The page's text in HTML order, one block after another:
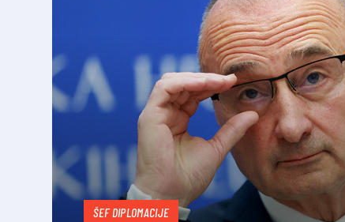
ŠEF DIPLOMACIJE